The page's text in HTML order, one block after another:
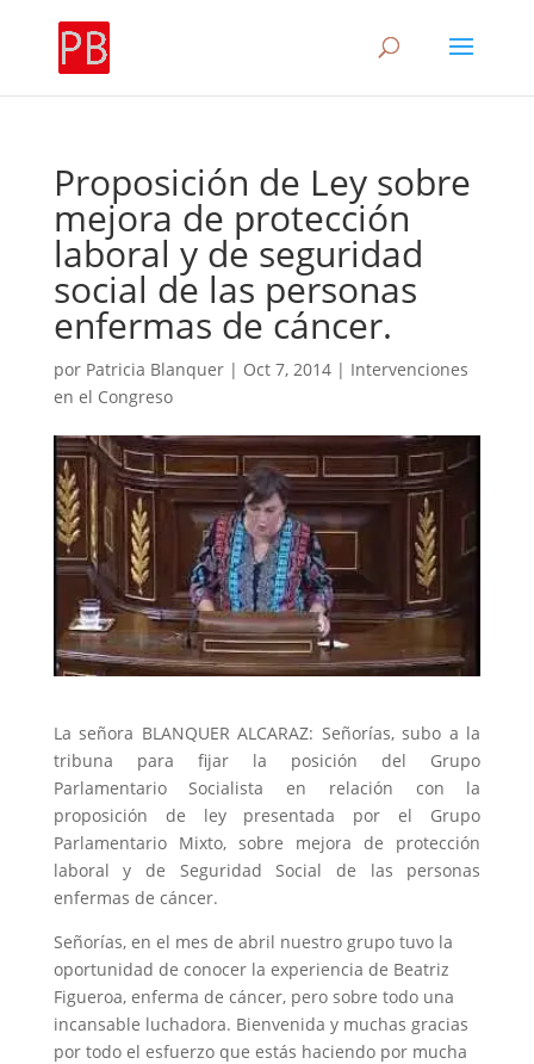
Proposición de Ley sobre
mejora de protección
laboral y de seguridad
social de las personas
enfermas de cáncer.
por Patricia Blanquer| Oct 7, 2014| Intervenciones
en el Congreso
La señora BLANQUER ALCARAZ: Señorías, subo a la
tribuna para fijar la posición del Grupo
Parlamentario Socialista en relación con la
proposición de ley presentada por el Grupo
Parlamentario Mixto, sobre mejora de protección
laboral y de Seguridad Social de las personas
enfermas de cáncer.
Señorías, en el mes de abril nuestro grupo tuvo la
oportunidad de conocer la experiencia de Beatriz
Figueroa, enferma de cáncer, pero sobre todo una
incansable luchadora. Bienvenida y muchas gracias
por todo el esfuerzo que estás haciendo por mucha